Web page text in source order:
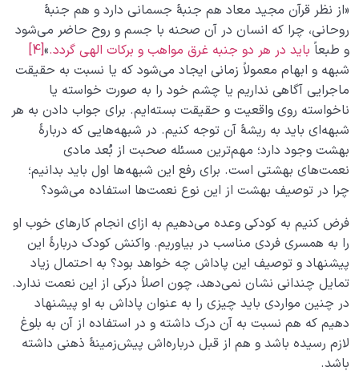
«از نظر قرآن مجید معاد هم جنبۀ جسمانى دارد و هم جنبۀ
روحانى، چرا که انسان در آن صحنه با جسم و روح حاضر مى‌شود
و طبعاً باید در هر دو جنبه غرق مواهب و برکات الهى گردد.»
[4]
شبهه و ابهام معمولاً زمانی ایجاد می‌شود که یا نسبت به حقیقت
ماجرایی آگاهی نداریم یا چشم خود را به صورت خواسته یا
ناخواسته روی واقعیت و حقیقت بسته‌ایم. برای جواب دادن به هر
شبهه‌ای باید به ریشۀ آن‌ توجه کنیم. در شبهه‌هایی که دربارۀ
بهشت وجود دارد؛ مهم‌ترین مسئله صحبت از بُعد مادی
نعمت‌های بهشتی است. برای رفع این شبهه‌ها اول باید بدانیم؛
چرا در توصیف بهشت از این نوع نعمت‌ها استفاده می‌شود؟
فرض کنیم به کودکی وعده می‌دهیم به ازای انجام کارهای خوب او
را به همسری فردی مناسب در بیاوریم. واکنش کودک دربارۀ این
پیشنهاد و توصیف این پاداش چه خواهد بود؟ به احتمال زیاد
تمایل چندانی نشان نمی‌دهد، چون اصلاً درکی از این نعمت ندارد.
در چنین مواردی باید چیزی را به عنوان پاداش به او پیشنهاد
دهیم که هم نسبت به آن درک داشته و در استفاده از آن به بلوغ
لازم رسیده باشد و هم از قبل درباره‌اش پیش‌زمینۀ ذهنی داشته
باشد.